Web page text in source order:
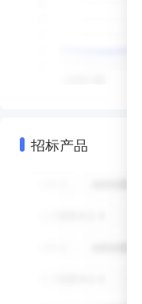
招标产品